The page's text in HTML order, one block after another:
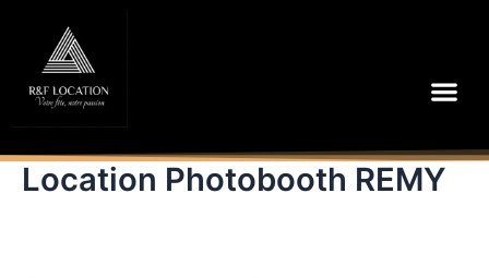
contenu
Location Photobooth REMY